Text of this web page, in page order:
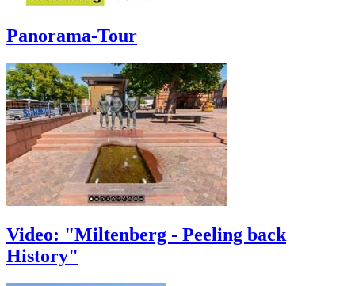
Panorama-Tour
Video: "Miltenberg - Peeling back
History"